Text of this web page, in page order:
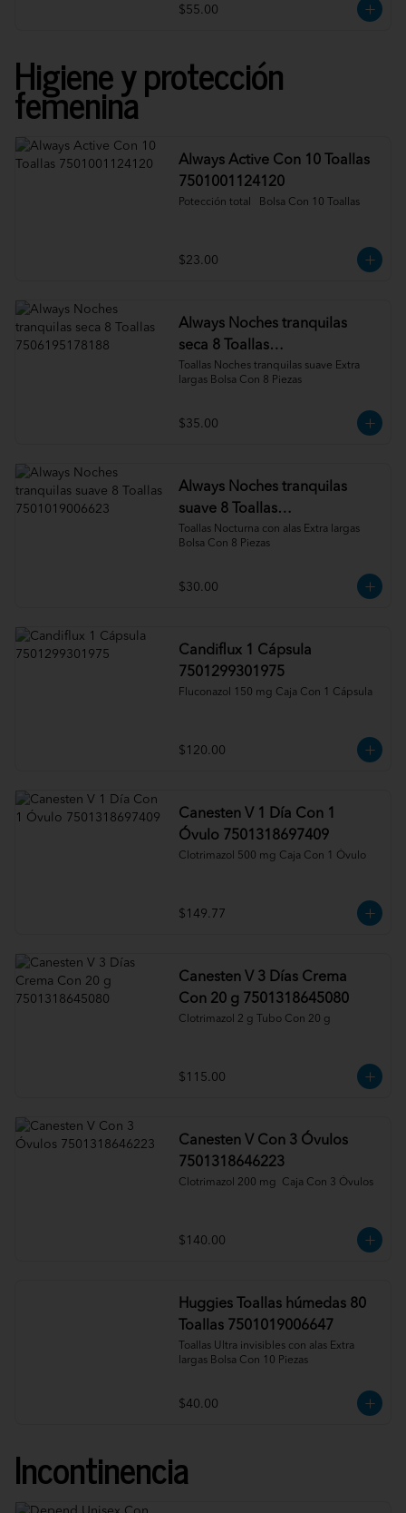
$55.00
Higiene y protección
femenina
Always Active Con 10 Toallas
7501001124120
Potección total   Bolsa Con 10 Toallas
$23.00
Always Noches tranquilas
seca 8 Toallas
7506195178188
Toallas Noches tranquilas suave Extra
largas Bolsa Con 8 Piezas
$35.00
Always Noches tranquilas
suave 8 Toallas
7501019006623
Toallas Nocturna con alas Extra largas
Bolsa Con 8 Piezas
$30.00
Candiflux 1 Cápsula
7501299301975
Fluconazol 150 mg Caja Con 1 Cápsula
$120.00
Canesten V 1 Día Con 1
Óvulo 7501318697409
Clotrimazol 500 mg Caja Con 1 Óvulo
$149.77
Canesten V 3 Días Crema
Con 20 g 7501318645080
Clotrimazol 2 g Tubo Con 20 g
$115.00
Canesten V Con 3 Óvulos
7501318646223
Clotrimazol 200 mg  Caja Con 3 Óvulos
$140.00
Huggies Toallas húmedas 80
Toallas 7501019006647
Toallas Ultra invisibles con alas Extra
largas Bolsa Con 10 Piezas
$40.00
Incontinencia